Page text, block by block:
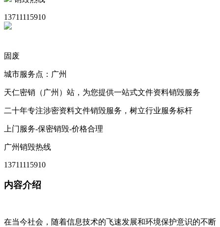
13711115910
固废
城市服务点：广州
天仁密销（广州）站，为您提供一站式文件资料销毁服务
二十年专注涉密资料文件销毁服务，树立行业服务标杆
上门服务-保密销毁-价格合理
广州销毁热线
13711115910
内容介绍
在当今社会，随着信息技术的飞速发展和环境保护意识的不断